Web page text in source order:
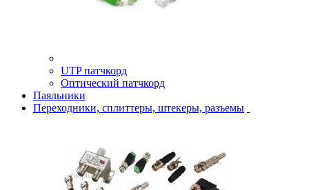
UTP патчкорд
Оптический патчкорд
Паяльники
Переходники, сплиттеры, штекеры, разъемы